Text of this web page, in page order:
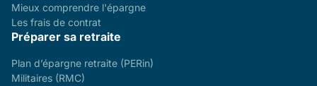
Mieux comprendre l'épargne
Les frais de contrat
Préparer sa retraite
Plan d’épargne retraite (PERin)
Militaires (RMC)